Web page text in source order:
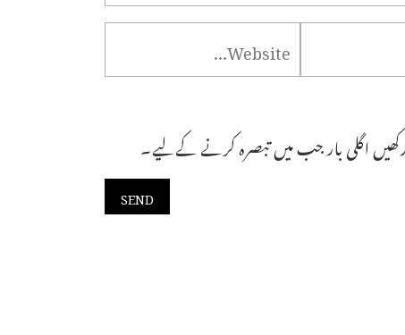
اگلی بار جب میں تبصرہ کرنے کےلیے۔